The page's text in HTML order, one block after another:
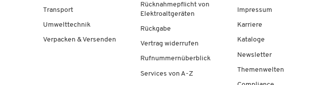
Transport
Umwelttechnik
Verpacken & Versenden
Rücknahmepflicht von
Elektroaltgeräten
Rückgabe
Vertrag widerrufen
Rufnummernüberblick
Services von A-Z
Impressum
Karriere
Kataloge
Newsletter
Themenwelten